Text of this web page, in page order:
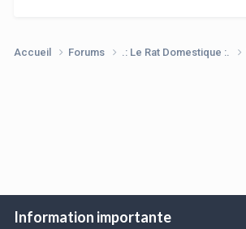
Accueil Forums .: Le Rat Domestique :.
Information importante